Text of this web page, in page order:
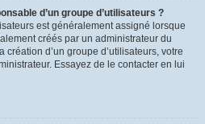
d’un groupe d’utilisateurs ?
est généralement assigné lorsque
créés par un administrateur du
d’un groupe d’utilisateurs, votre
Essayez de le contacter en lui